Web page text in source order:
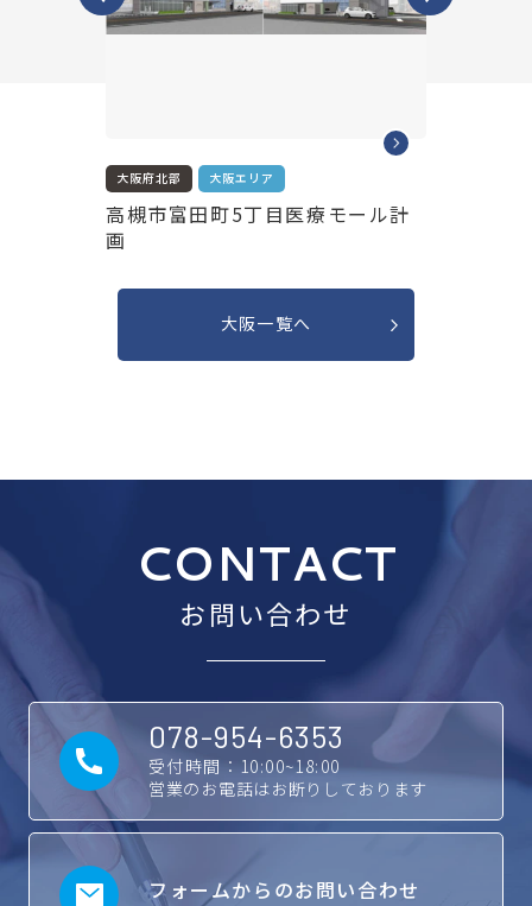
大阪府北部 大阪エリア
高槻市富田町5丁目医療モール計
画
大阪一覧へ
CONTACT
お問い合わせ
078-954-6353
受付時間：10:00~18:00
営業のお電話はお断りしております
フォームからのお問い合わせ